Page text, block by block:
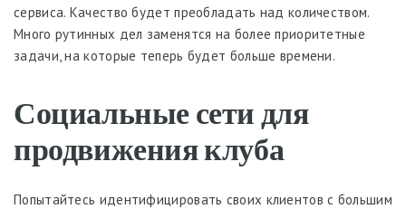
сервиса. Качество будет преобладать над количеством.
Много рутинных дел заменятся на более приоритетные
задачи, на которые теперь будет больше времени.
Социальные сети для
продвижения клуба
Попытайтесь идентифицировать своих клиентов с большим